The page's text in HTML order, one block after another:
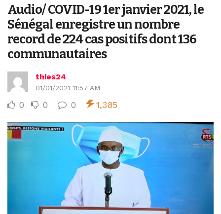
Audio/ COVID-19 1er janvier 2021, le
Sénégal enregistre un nombre
record de 224 cas positifs dont 136
communautaires
thies24
01/01/2021 11:57 AM
0 0 0 1,385